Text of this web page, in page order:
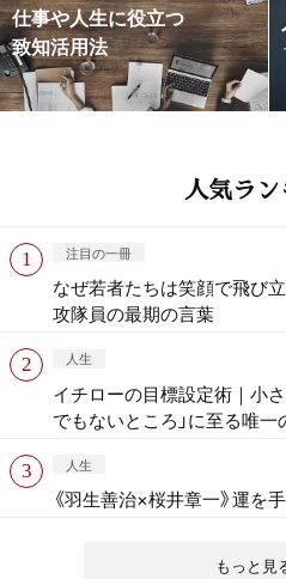
仕事や人生に役立つ
致知活用法
人気ラ
もっと見
注目の一冊
なぜ若者たちは笑顔で飛
攻隊員の最期の言葉
人生
イチローの目標設定術｜小
でもないところ」に至る唯一
人生
《羽生善治×桜井章一》運を